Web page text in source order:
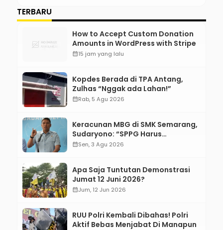
TERBARU
How to Accept Custom Donation
Amounts in WordPress with Stripe
calendar_month15 jam yang lalu
Kopdes Berada di TPA Antang,
Zulhas “Nggak ada Lahan!”
calendar_monthRab, 5 Agu 2026
Keracunan MBG di SMK Semarang,
Sudaryono: “SPPG Harus
Bertanggung Jawab!”
calendar_monthSen, 3 Agu 2026
Apa Saja Tuntutan Demonstrasi
Jumat 12 Juni 2026?
calendar_monthJum, 12 Jun 2026
RUU Polri Kembali Dibahas! Polri
Aktif Bebas Menjabat Di Manapun